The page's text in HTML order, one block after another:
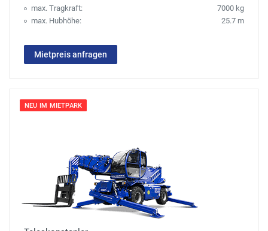
max. Tragkraft:
7000 kg
max. Hubhöhe:
25.7 m
Mietpreis anfragen
NEU IM MIETPARK